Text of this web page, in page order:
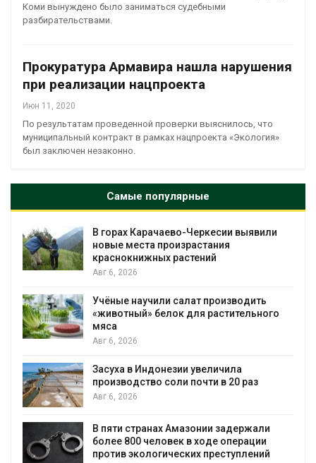
Коми вынуждено было заниматься судебными
разбирательствами.
Прокуратура Армавира нашла нарушения
при реализации нацпроекта
Июн 11, 2020
По результатам проведенной проверки выяснилось, что
муниципальный контракт в рамках нацпроекта «Экология»
был заключен незаконно.
Самые популярные
В горах Карачаево-Черкесии выявили
новые места произрастания
краснокнижных растений
Авг 6, 2026
Учёные научили салат производить
«животный» белок для растительного
мяса
Авг 6, 2026
Засуха в Индонезии увеличила
производство соли почти в 20 раз
Авг 6, 2026
В пяти странах Амазонии задержали
более 800 человек в ходе операции
против экологических преступлений